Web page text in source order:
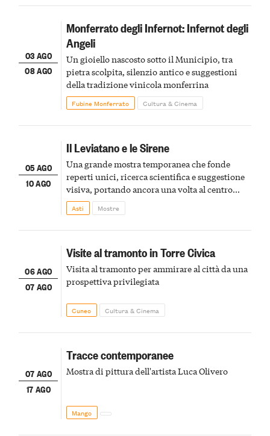
03 AGO
08 AGO
Monferrato degli Infernot: Infernot degli
Angeli
Un gioiello nascosto sotto il Municipio, tra
pietra scolpita, silenzio antico e suggestioni
della tradizione vinicola monferrina
Fubine Monferrato Cultura & Cinema
05 AGO
10 AGO
Il Leviatano e le Sirene
Una grande mostra temporanea che fonde
reperti unici, ricerca scientifica e suggestione
visiva, portando ancora una volta al centro
della scena le meraviglie del passato astigiano
Asti Mostre
06 AGO
07 AGO
Visite al tramonto in Torre Civica
Visita al tramonto per ammirare al città da una
prospettiva privilegiata
Cuneo Cultura & Cinema
07 AGO
17 AGO
Tracce contemporanee
Mostra di pittura dell'artista Luca Olivero
Mango